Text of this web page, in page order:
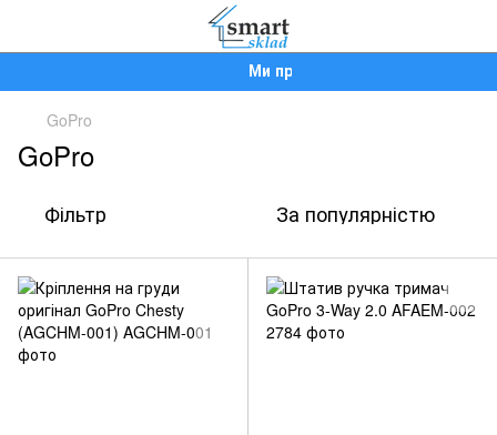
Ми працюємо!
GoPro
GoPro
Фільтр За популярністю